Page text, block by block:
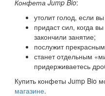
Конфета Jump Bio:
утолит голод, если
придаст сил, когда
закончили занятие;
послужит
станет отдельным
придерживаетесь
Купить конфеты Jump Bio
магазине.